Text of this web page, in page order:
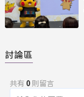
討論區
共有 0則留言